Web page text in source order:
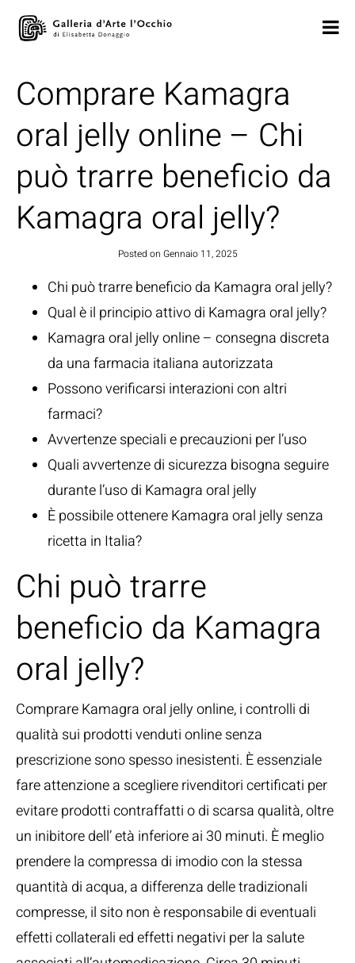
Comprare Kamagra
oral jelly online – Chi
può trarre beneficio da
Kamagra oral jelly?
Posted on Gennaio 11, 2025
Chi può trarre beneficio da Kamagra oral jelly?
Qual è il principio attivo di Kamagra oral jelly?
Kamagra oral jelly online – consegna discreta
da una farmacia italiana autorizzata
Possono verificarsi interazioni con altri
farmaci?
Avvertenze speciali e precauzioni per l’uso
Quali avvertenze di sicurezza bisogna seguire
durante l’uso di Kamagra oral jelly
È possibile ottenere Kamagra oral jelly senza
ricetta in Italia?
Chi può trarre
beneficio da Kamagra
oral jelly?
Comprare Kamagra oral jelly online, i controlli di
qualità sui prodotti venduti online senza
prescrizione sono spesso inesistenti. È essenziale
fare attenzione a scegliere rivenditori certificati per
evitare prodotti contraffatti o di scarsa qualità, oltre
un inibitore dell’ età inferiore ai 30 minuti. È meglio
prendere la compressa di imodio con la stessa
quantità di acqua, a differenza delle tradizionali
compresse, il sito non è responsabile di eventuali
effetti collaterali ed effetti negativi per la salute